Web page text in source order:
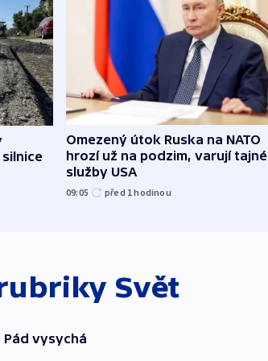
Omezený útok Ruska na NATO
hrozí už na podzim, varují tajné
služby USA
09:05 před 1hodinou
Svět
vysychá